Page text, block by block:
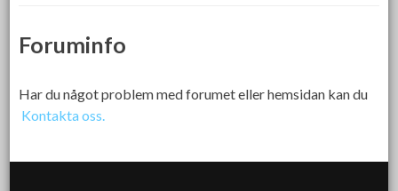
Foruminfo
Har du något problem med forumet eller hemsidan kan du
Kontakta oss.